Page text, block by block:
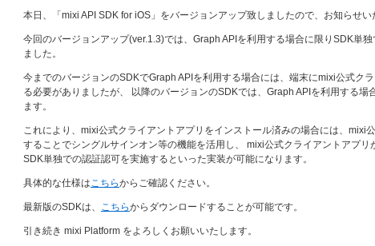
本日、「mixi API SDK for iOS」をバージョンアップ致しましたので、お知らせい
今回のバージョンアップ(ver.1.3)では、Graph APIを利用する場合に限りSDK単
ました。
今までのバージョンのSDKでGraph APIを利用する場合には、端末にmixi公式ク
る必要がありましたが、 以降のバージョンのSDKでは、Graph APIを利用する場
ます。
これにより、mixi公式クライアントアプリをインストール済みの場合には、mixi
することでシングルサインオン等の機能を活用し、 mixi公式クライアントアプリ
SDK単独での認証認可を実施するといった実装が可能になります。
具体的な仕様はこちらからご確認ください。
最新版のSDKは、 こちらからダウンロードすることが可能です。
引き続き mixi Platform をよろしくお願いいたします。